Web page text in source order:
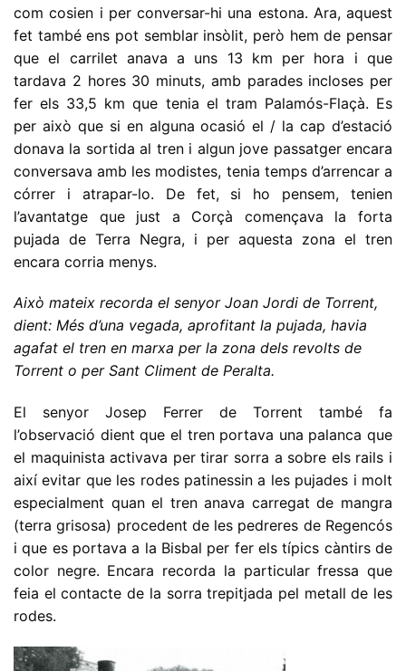
com cosien i per conver­sar-hi una estona. Ara, aquest
fet també ens pot semblar insòlit, però hem de pensar
que el carrilet anava a uns 13 km per hora i que
tardava 2 hores 30 minuts, amb parades incloses per
fer els 33,5 km que tenia el tram Palamós-Flaçà. Es
per això que si en alguna ocasió el / la cap d’estació
donava la sortida al tren i algun jove passatger encara
conversava amb les modistes, tenia temps d’arrencar a
córrer i atrapar-lo. De fet, si ho pensem, tenien
l’avantatge que just a Corçà començava la forta
pujada de Terra Negra, i per aquesta zona el tren
encara corria menys.
Això mateix recorda el senyor Joan Jordi de Torrent,
dient: Més d’una vegada, aprofitant la pujada, havia
agafat el tren en marxa per la zona dels revolts de
Torrent o per Sant Climent de Peralta.
El senyor Josep Ferrer de Torrent també fa
l’observació dient que el tren portava una palanca que
el maquinista activava per tirar sorra a sobre els rails i
així evitar que les rodes patinessin a les pujades i molt
especialment quan el tren anava carregat de mangra
(terra grisosa) procedent de les pedreres de Regencós
i que es portava a la Bisbal per fer els típics càntirs de
color negre. Encara recorda la particular fressa que
feia el contacte de la sorra trepitjada pel metall de les
rodes.